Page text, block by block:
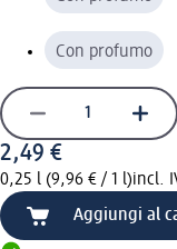
Con profumo
2,49 €
0,25 l (9,96 € / 1 l)incl.
Aggiungi al